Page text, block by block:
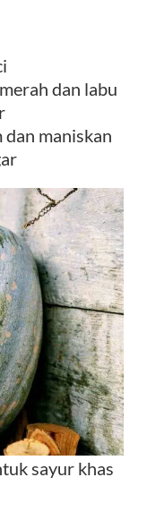
dan labu
maniskan
sayur khas